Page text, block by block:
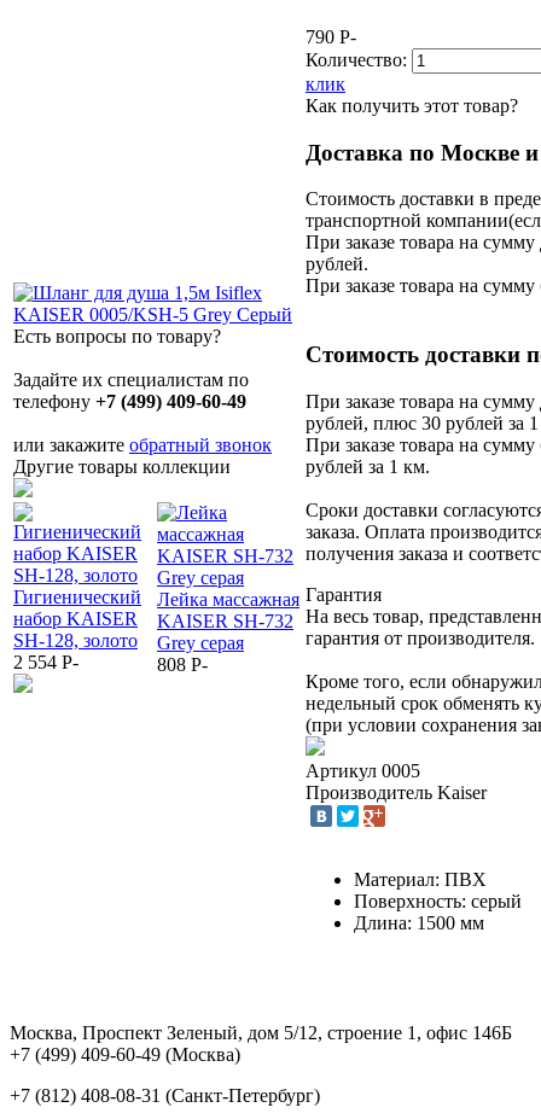
Есть вопросы по товару?
Задайте их специалистам по
телефону +7 (499) 409-60-49
или закажите обратный звонок
Другие товары коллекции
Гигиенический
набор KAISER
SH-128, золото
2 554 P-
Лейка массажная
KAISER SH-732
Grey серая
808 P-
Ерш для туалета
настенный
KH-2026 хром
3 680P-
Kaiser
KH-2010
2 900P-
790 P-
Количество:
клик
Как получить этот товар?
Доставка по Москве
Стоимость доставки в
транспортной
При заказе товара на
рублей.
При заказе товара на
Стоимость доставки
При заказе товара на
рублей, плюс 30 рублей за
При заказе товара на сумму
рублей за 1 км.
Сроки доставки
заказа. Оплата
получения заказа и
Гарантия
На весь товар,
гарантия от производителя.
Кроме того, если
недельный срок обменять
(при условии сохранения
Артикул 0005
Производитель Kaiser
Материал: ПВХ
Поверхность: серый
Длина: 1500 мм
Москва, Проспект Зеленый, дом 5/12, строение 1, офис 146Б
+7 (499) 409-60-49 (Москва)
+7 (812) 408-08-31 (Санкт-Петербург)